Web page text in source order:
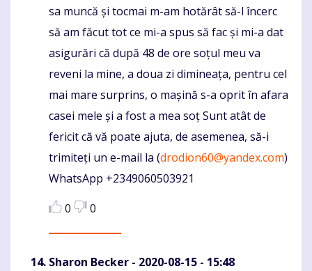
sa muncă și tocmai m-am hotărât să-l încerc
să am făcut tot ce mi-a spus să fac și mi-a dat
asigurări că după 48 de ore soțul meu va
reveni la mine, a doua zi dimineața, pentru cel
mai mare surprins, o mașină s-a oprit în afara
casei mele și a fost a mea soț Sunt atât de
fericit că vă poate ajuta, de asemenea, să-i
trimiteți un e-mail la (drodion60@yandex.com)
WhatsApp +2349060503921
0
0
Sharon Becker - 2020-08-15 - 15:48